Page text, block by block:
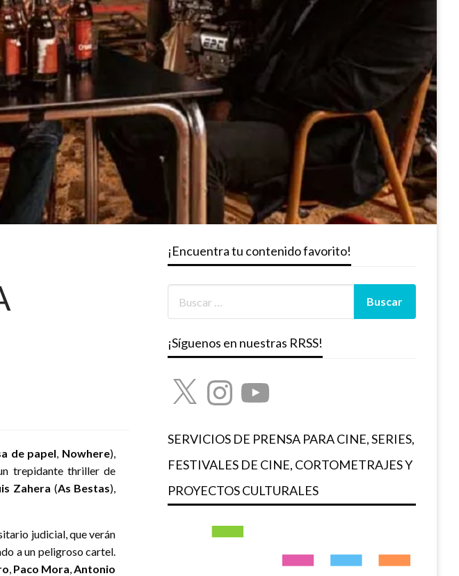
de papel, Nowhere),
trepidante thriller de
Zahera (As Bestas),
judicial, que verán
a un peligroso cartel.
, Paco Mora,Antonio
¡Encuentra tu contenido favorito!
¡Síguenos en nuestras RRSS!
X InstagramYouTube
SERVICIOS DE PRENSA PARA CINE, SERIES,
FESTIVALES DE CINE, CORTOMETRAJES Y
PROYECTOS CULTURALES